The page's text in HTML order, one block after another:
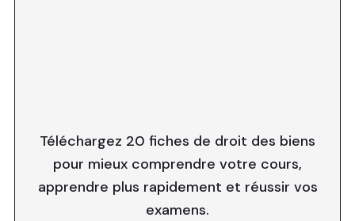
Téléchargez 20 fiches de droit des biens
pour mieux comprendre votre cours,
apprendre plus rapidement et réussir vos
examens.